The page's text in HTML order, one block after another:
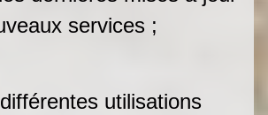
services ;
utilisations